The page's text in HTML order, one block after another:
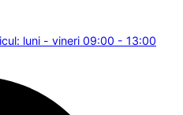
luni - vineri 09:00 - 13:00